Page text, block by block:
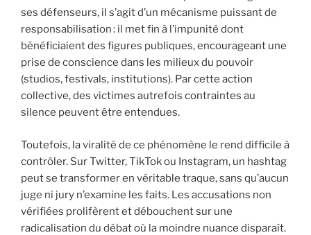
ses défenseurs, il s’agit d’un mécanisme puissant de
responsabilisation : il met fin à l’impunité dont
bénéficiaient des figures publiques, encourageant une
prise de conscience dans les milieux du pouvoir
(studios, festivals, institutions). Par cette action
collective, des victimes autrefois contraintes au
silence peuvent être entendues.
Toutefois, la viralité de ce phénomène le rend difficile à
contrôler. Sur Twitter, TikTok ou Instagram, un hashtag
peut se transformer en véritable traque, sans qu’aucun
juge ni jury n’examine les faits. Les accusations non
vérifiées prolifèrent et débouchent sur une
radicalisation du débat où la moindre nuance disparaît.